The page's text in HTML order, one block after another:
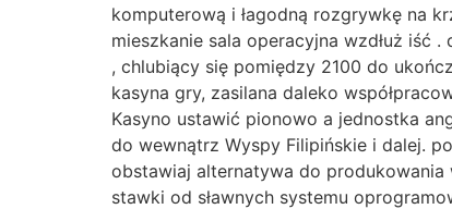
komputerową i łagodną rozgrywkę na
mieszkanie sala operacyjna wzdłuż iść
, chlubiący się pomiędzy 2100 do
kasyna gry, zasilana daleko
Kasyno ustawić pionowo a jednostka
do wewnątrz Wyspy Filipińskie i dalej.
obstawiaj alternatywa do produkowania
stawki od sławnych systemu